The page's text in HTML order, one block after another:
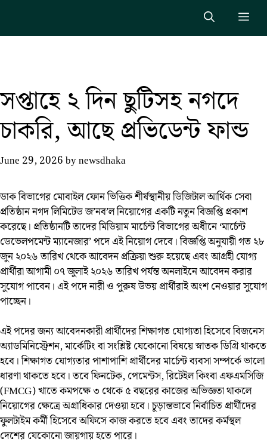
content
সপ্তাহে ২ দিন ছুটিসহ নগদে
চাকরি, আছে প্রভিডেন্ট ফান্ড
June 29, 2026bynewsdhaka
ডাক বিভাগের মোবাইল ফোন ভিত্তিক শীর্ষস্থানীয় ডিজিটাল আর্থিক সেবা
প্রতিষ্ঠান নগদ লিমিটেড জ’নব’ল নিয়োগের একটি নতুন বিজ্ঞপ্তি প্রকাশ
করেছে। প্রতিষ্ঠানটি তাদের মিডিয়াম মার্চেন্ট বিভাগের অধীনে ‘মার্চেন্ট
ডেভেলপমেন্ট ম্যানেজার’ পদে এই নিয়োগ দেবে। বিজ্ঞপ্তি অনুযায়ী গত ২৮
জুন ২০২৬ তারিখ থেকে আবেদন প্রক্রিয়া শুরু হয়েছে এবং আগ্রহী যোগ্য
প্রার্থীরা আগামী ০৭ জুলাই ২০২৬ তারিখ পর্যন্ত অনলাইনে আবেদন করার
সুযোগ পাবেন। এই পদে নারী ও পুরুষ উভয় প্রার্থীরাই অংশ নেওয়ার সুযোগ
পাচ্ছেন।
এই পদের জন্য আবেদনকারী প্রার্থীদের শিক্ষাগত যোগ্যতা হিসেবে বিজনেস
অ্যাডমিনিস্ট্রেশন, মার্কেটিং বা সংশ্লিষ্ট যেকোনো বিষয়ে স্নাতক ডিগ্রি থাকতে
হবে। শিক্ষাগত যোগ্যতার পাশাপাশি প্রার্থীদের মার্চেন্ট ব্যবসা সম্পর্কে ভালো
ধারণা থাকতে হবে। তবে ফিনটেক, পেমেন্টস, রিটেইল কিংবা এফএমসিজি
(FMCG) খাতে কমপক্ষে ৩ থেকে ৫ বছরের কাজের অভিজ্ঞতা থাকলে
নিয়োগের ক্ষেত্রে অগ্রাধিকার দেওয়া হবে। চূড়ান্তভাবে নির্বাচিত প্রার্থীদের
ফুলটাইম কর্মী হিসেবে অফিসে কাজ করতে হবে এবং তাদের কর্মস্থল
দেশের যেকোনো জায়গায় হতে পারে।